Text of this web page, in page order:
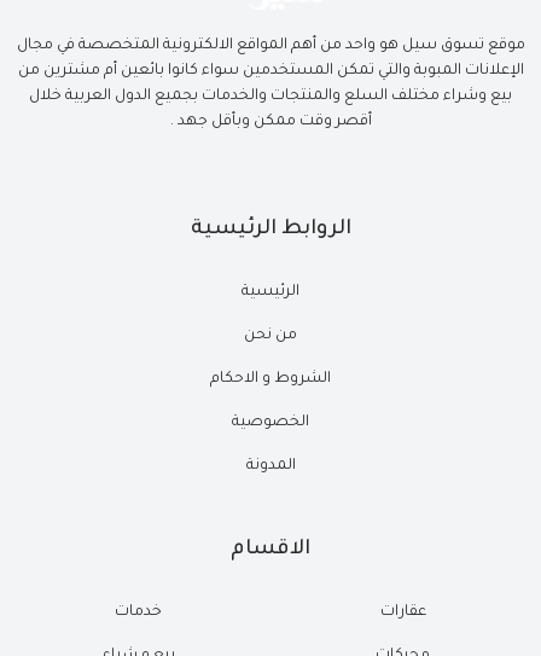
موقع تسوق سيل هو واحد من أهم المواقع الالكترونية المتخصصة في مجال
الإعلانات المبوبة والتي تمكن المستخدمين سواء كانوا بائعين أم مشترين من
بيع وشراء مختلف السلع والمنتجات والخدمات بجميع الدول العربية خلال
أقصر وقت ممكن وبأقل جهد .
الروابط الرئيسية
الرئيسية
من نحن
الشروط و الاحكام
الخصوصية
المدونة
الاقسام
عقارات خدمات